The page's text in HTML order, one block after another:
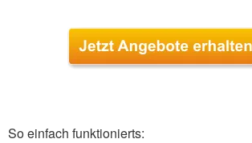
So einfach funktionierts: